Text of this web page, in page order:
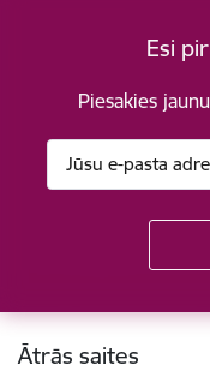
Esi
Piesakies
Kājene
Ātrās saites